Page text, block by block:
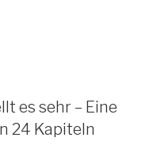
es sehr – Eine
24 Kapiteln